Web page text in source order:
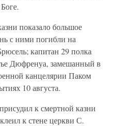
показало большое
с ними погибли на
капитан 29 полка
Дюфренуа, замешанный в
канцелярии Паком
10 августа.
к смертной казни
к стене церкви С.